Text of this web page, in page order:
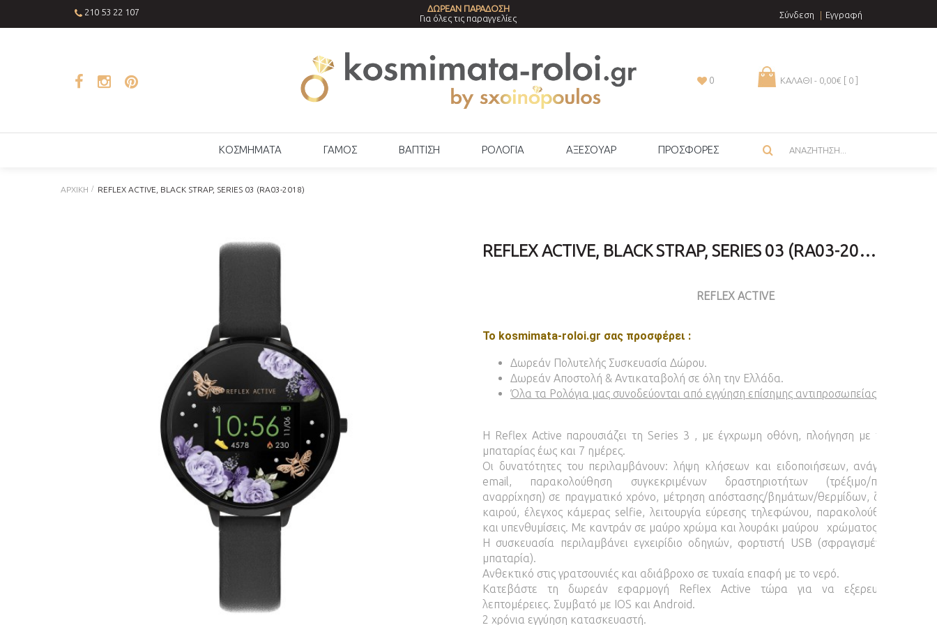
210 53 22 107
ΔΩΡΕΑΝ ΠΑΡΑΔΟΣΗ
Για όλες τις παραγγελίες
Σύνδεση Εγγραφή
0 ΚΑΛΑΘΙ - 0,00€ [ 0
ΚΟΣΜΗΜΑΤΑ ΓΑΜΟΣ ΒΑΠΤΙΣΗ ΡΟΛΟΓΙΑ ΑΞΕΣΟΥΑΡ ΠΡΟΣΦΟΡΕΣ
ΑΡΧΙΚΉ REFLEX ACTIVE, BLACK STRAP, SERIES 03 (RA03-2018)
REFLEX ACTIVE, BLACK STRAP, SERIES 03 (RA03-2018)
REFLEX ACTIVE
Το kosmimata-roloi.gr σας προσφέρει :
Δωρεάν Πολυτελής Συσκευασία Δώρου.
Δωρεάν Αποστολή & Αντικαταβολή σε όλη την Ελλάδα.
Όλα τα Ρολόγια μας συνοδεύονται από εγγύηση επίσημης αντιπροσωπείας.
Η Reflex Active παρουσιάζει τη Series 3 , με έγχρωμη οθόνη, πλοήγηση με την αφή
μπαταρίας έως και 7 ημέρες.
Οι δυνατότητες του περιλαμβάνουν: λήψη κλήσεων και ειδοποιήσεων, ανάγνωση
email, παρακολούθηση συγκεκριμένων δραστηριοτήτων (τρέξιμο/περπάτημα/
αναρρίχηση) σε πραγματικό χρόνο, μέτρηση απόστασης/βημάτων/θερμίδων, ζωντανές
καιρού, έλεγχος κάμερας selfie, λειτουργία εύρεσης τηλεφώνου, παρακολούθηση ύπνου,
και υπενθυμίσεις. Με καντράν σε μαύρο χρώμα και λουράκι μαύρου χρώματος.
Η συσκευασία περιλαμβάνει εγχειρίδιο οδηγιών, φορτιστή USB (σφραγισμένη
μπαταρία).
Ανθεκτικό στις γρατσουνιές και αδιάβροχο σε τυχαία επαφή με το νερό.
Κατεβάστε τη δωρεάν εφαρμογή Reflex Active τώρα για να εξερευνήσετε
λεπτομέρειες. Συμβατό με IOS και Android.
2 χρόνια εγγύηση κατασκευαστή.